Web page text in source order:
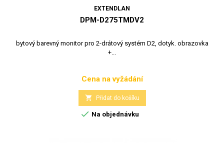
EXTENDLAN
DPM-D275TMDV2
bytový barevný monitor pro 2-drátový systém D2, dotyk. obrazovka
+...
Cena
Cena na vyžádání
 Přidat do košíku
 Na objednávku